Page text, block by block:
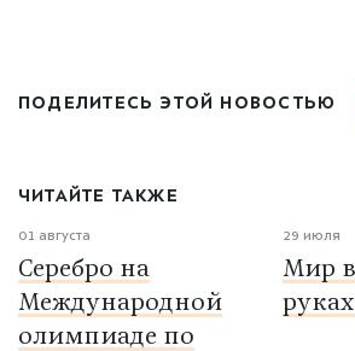
ПОДЕЛИТЕСЬ ЭТОЙ НОВОСТЬЮ
ЧИТАЙТЕ ТАКЖЕ
01 августа
Серебро на
Международной
олимпиаде по
29 июля
Мир